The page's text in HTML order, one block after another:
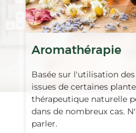
Aromathérapie
Basée sur l'utilisation
issues de certaines
thérapeutique naturelle
dans de nombreux cas.
parler.